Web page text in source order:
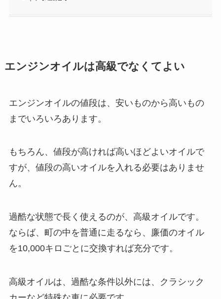
エンジンオイルは高級でなくてよい
エンジンオイルの値段は、安いものから高いもの
までいろいろあります。
もちろん、値段が高ければ高いほどよいオイルで
すが、値段の高いオイルを入れる必要はありませ
ん。
過酷な状態で長く使えるのが、高級オイルです。
ならば、町の中を普通に走るなら、廉価のオイル
を10,000キロごとに交換すれば充分です。
高級オイルは、過酷な条件以外には、クラシック